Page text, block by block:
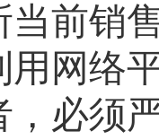
当前销
用网络
，必须